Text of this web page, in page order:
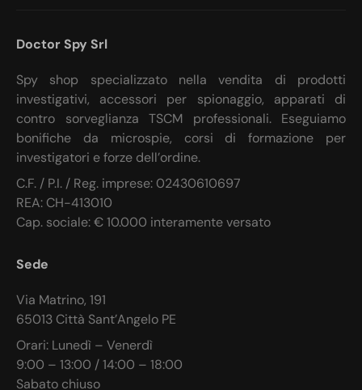
Doctor Spy Srl
Spy shop specializzato nella vendita di prodotti
investigativi, accessori per spionaggio, apparati di
contro sorveglianza TSCM professionali. Eseguiamo
bonifiche da microspie, corsi di formazione per
investigatori e forze dell’ordine.
C.F. / P.I. / Reg. imprese: 02430610697
REA: CH-413010
Cap. sociale: € 10.000 interamente versato
Sede
Via Matrino, 191
65013 Città Sant’Angelo PE
Orari: Lunedì – Venerdì
9:00 – 13:00 / 14:00 – 18:00
Sabato chiuso